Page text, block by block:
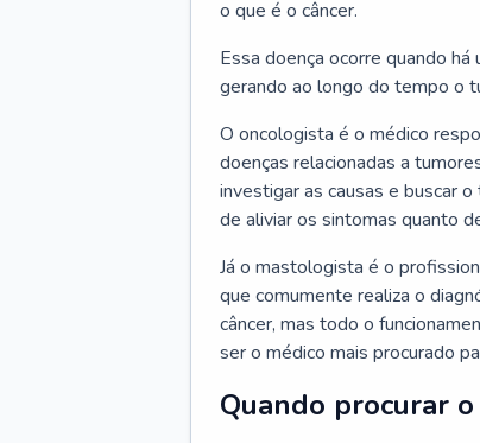
o que é o câncer.
Essa doença ocorre quando
gerando ao longo do tempo o
O oncologista é o médico
doenças relacionadas a
investigar as causas e buscar
de aliviar os sintomas quanto
Já o mastologista é o
que comumente realiza o
câncer, mas todo o
ser o médico mais procurado
Quando procurar